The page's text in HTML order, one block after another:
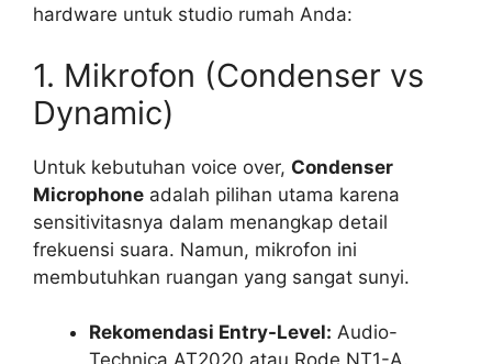
hardware untuk studio rumah Anda:
1. Mikrofon (Condenser vs
Dynamic)
Untuk kebutuhan voice over, Condenser
Microphone adalah pilihan utama karena
sensitivitasnya dalam menangkap detail
frekuensi suara. Namun, mikrofon ini
membutuhkan ruangan yang sangat sunyi.
Rekomendasi Entry-Level: Audio-